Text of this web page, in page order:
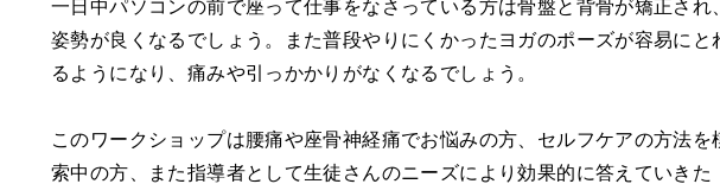
一日中パソコンの前で座って仕事をなさっている方は骨盤と背骨が矯正され
姿勢が良くなるでしょう。また普段やりにくかったヨガのポーズが容易にと
るようになり、痛みや引っかかりがなくなるでしょう。
このワークショップは腰痛や座骨神経痛でお悩みの方、セルフケアの方法を
索中の方、また指導者として生徒さんのニーズにより効果的に答えていきた